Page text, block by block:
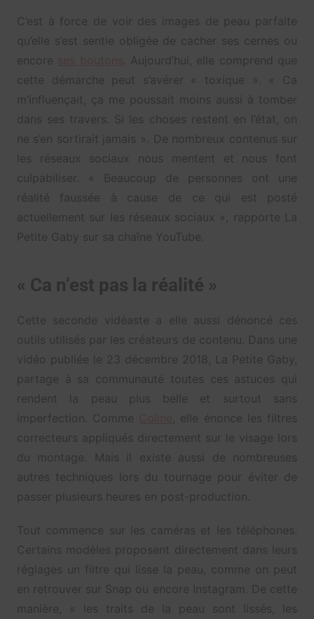
C’est à force de voir des images de peau parfaite
qu’elle s’est sentie obligée de cacher ses cernes ou
encore
. Aujourd’hui, elle comprend que
cette démarche peut s’avérer « toxique ». « Ca
m’influençait, ça me poussait moins aussi à tomber
dans ses travers. Si les choses restent en l’état, on
ne s’en sortirait jamais ». De nombreux contenus sur
les réseaux sociaux nous mentent et nous font
culpabiliser. « Beaucoup de personnes ont une
réalité faussée à cause de ce qui est posté
actuellement sur les réseaux sociaux », rapporte La
Petite Gaby sur sa chaîne YouTube.
« Ca n’est pas la réalité »
Cette seconde vidéaste a elle aussi dénoncé ces
outils utilisés par les créateurs de contenu. Dans une
vidéo publiée le 23 décembre 2018, La Petite Gaby,
partage à sa communauté toutes ces astuces qui
rendent la peau plus belle et surtout sans
imperfection. Comme
, elle énonce les filtres
correcteurs appliqués directement sur le visage lors
du montage. Mais il existe aussi de nombreuses
autres techniques lors du tournage pour éviter de
passer plusieurs heures en post-production.
Tout commence sur les caméras et les téléphones.
Certains modèles proposent directement dans leurs
réglages un filtre qui lisse la peau, comme on peut
en retrouver sur Snap ou encore Instagram. De cette
manière, « les traits de la peau sont lissés, les